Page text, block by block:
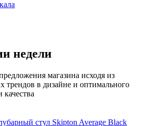
недели
магазина исходя из
трендов в дизайне и оптимального